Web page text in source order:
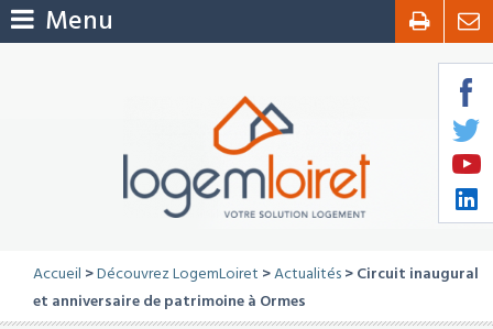
Menu
Accueil >Découvrez LogemLoiret >Actualités > Circuit inaugural
et anniversaire de patrimoine à Ormes